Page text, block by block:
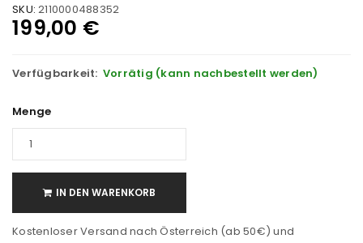
SKU: 2110000488352
199,00 €
Verfügbarkeit: Vorrätig (kann nachbestellt werden)
Menge
IN DEN WARENKORB
Kostenloser Versand nach Österreich (ab 50€) und